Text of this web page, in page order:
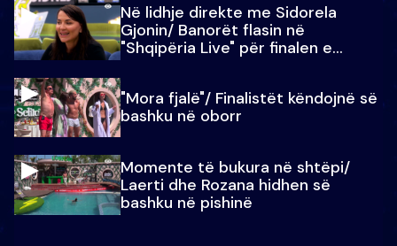
Në lidhje direkte me Sidorela
Gjonin/ Banorët flasin në
"Shqipëria Live" për finalen e
"Mora fjalë"/ Finalistët këndojnë së
bashku në oborr
Momente të bukura në shtëpi/
Laerti dhe Rozana hidhen së
bashku në pishinë